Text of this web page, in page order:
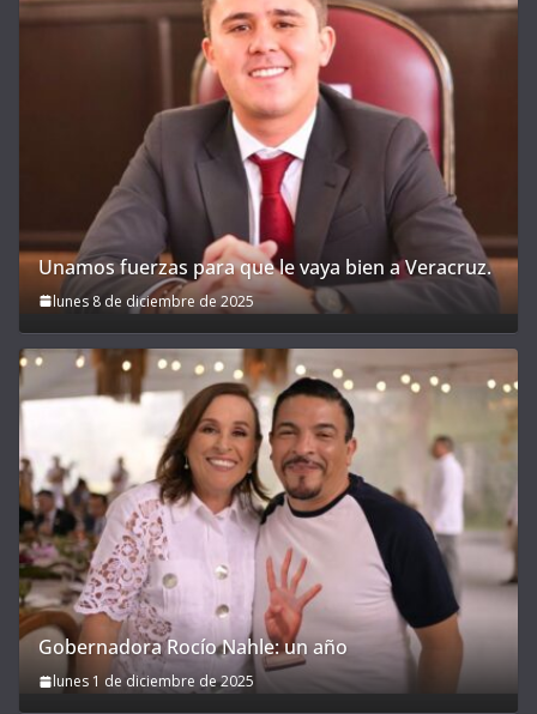
Unamos fuerzas para que le vaya bien a Veracruz.
lunes 8 de diciembre de 2025
Gobernadora Rocío Nahle: un año
lunes 1 de diciembre de 2025